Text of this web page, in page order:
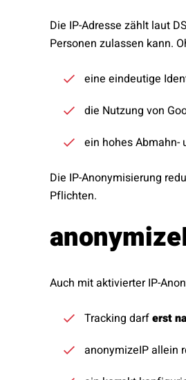
Die IP-Adresse zählt laut
Personen zulassen kann.
eine eindeutige
die Nutzung von
ein hohes Abmahn-
Die IP-Anonymisierung
Pflichten.
Auch mit aktivierter IP-
Tracking darferst
anonymizeIP allein